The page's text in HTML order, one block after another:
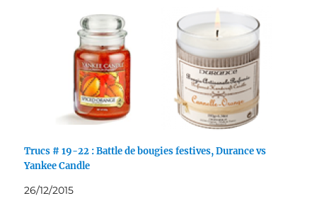
Trucs # 19-22 : Battle de bougies festives, Durance vs
Yankee Candle
26/12/2015